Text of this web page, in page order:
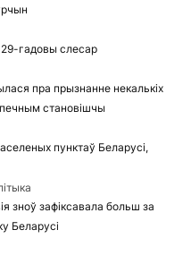
29-гадовы слесар
пра прызнанне некалькіх
становішчы
пунктаў Беларусі,
зноў зафіксавала больш за
Беларусі